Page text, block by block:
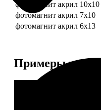
фотомагнит акрил 10х10
фотомагнит акрил 7х10
фотомагнит акрил 6х13
Примеры работ